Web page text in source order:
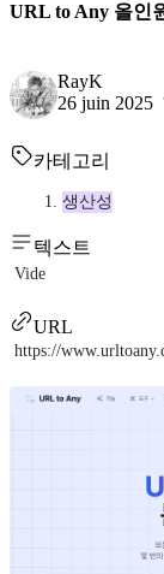
URL to Any 올인
RayK
26 juin 2025
카테고리
생산성
텍스트
Vide
URL
https://